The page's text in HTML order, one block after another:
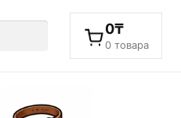
0₸
0 товара